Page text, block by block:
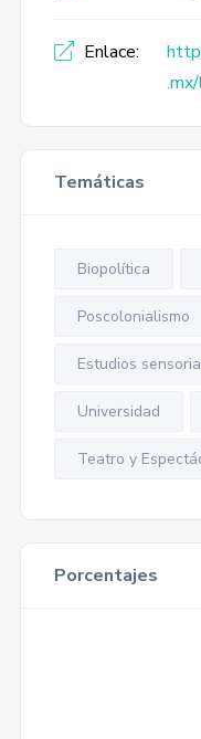
Enlace:
Temáticas
Biopolítica
Poscolonialismo
Estudios
Universidad
Teatro y
Porcentajes